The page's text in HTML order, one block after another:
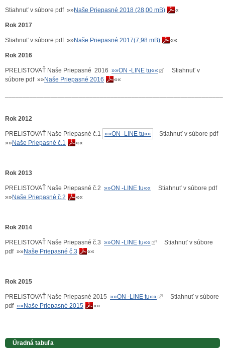
Stiahnuť v súbore pdf »» Naše Priepasné 2018 (28,00 mB) «
Rok 2017
Stiahnuť v súbore pdf »» Naše Priepasné 2017(7,98 mB) ««
Rok 2016
PRELISTOVAŤ Naše Priepasné 2016 »»ON -LINE tu««
Stiahnuť v
súbore pdf »» Naše Priepasné 2016 ««
Rok 2012
PRELISTOVAŤ Naše Priepasné č.1 »»ON -LINE tu««
Stiahnuť v súbore pdf
»» Naše Priepasné č.1 ««
Rok 2013
PRELISTOVAŤ Naše Priepasné č.2 »»ON -LINE tu«« Stiahnuť v súbore pdf
»» Naše Priepasné č.2 ««
Rok 2014
PRELISTOVAŤ Naše Priepasné č.3 »»ON -LINE tu««
Stiahnuť v súbore
pdf »» Naše Priepasné č.3 ««
Rok 2015
PRELISTOVAŤ Naše Priepasné 2015 »»ON -LINE tu««
Stiahnuť v súbore
pdf »»Naše Priepasné 2015 ««
Úradná tabuľa